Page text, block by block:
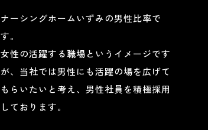
ナーシングホームいずみの男性比率で
す。
女性の活躍する職場というイメージです
が、当社では男性にも活躍の場を広げて
もらいたいと考え、男性社員を積極採用
しております。